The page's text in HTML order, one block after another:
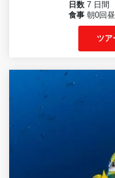
日数 7 日間
食事 朝0回
ツア